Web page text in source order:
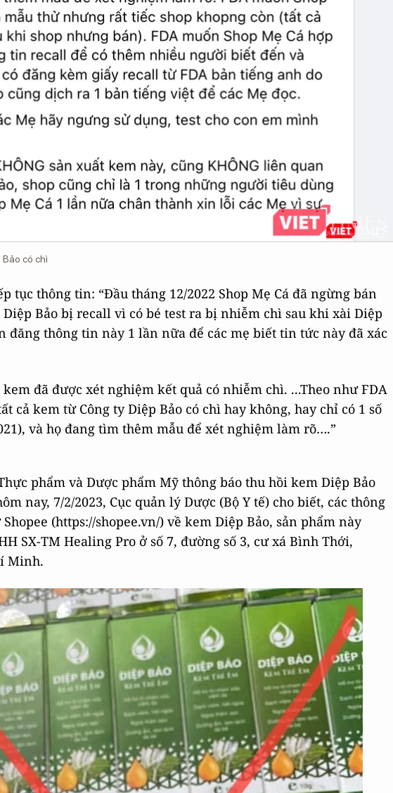
có chì
tục thông tin: “Đầu tháng 12/2022 Shop Mẹ Cá đã ngừng bán
Bảo bị recall vì có bé test ra bị nhiễm chì sau khi xài Diệp
đăng thông tin này 1 lần nữa để các mẹ biết tin tức này đã xác
kem đã được xét nghiệm kết quả có nhiễm chì. ...Theo như FDA
cả kem từ Công ty Diệp Bảo có chì hay không, hay chỉ có 1 số
và họ đang tìm thêm mẫu để xét nghiệm làm rõ….”
phẩm và Dược phẩm Mỹ thông báo thu hồi kem Diệp Bảo
nay, 7/2/2023, Cục quản lý Dược (Bộ Y tế) cho biết, các thông
(https://shopee.vn/) về kem Diệp Bảo, sản phẩm này
SX-TM Healing Pro ở số 7, đường số 3, cư xá Bình Thới,
Minh.